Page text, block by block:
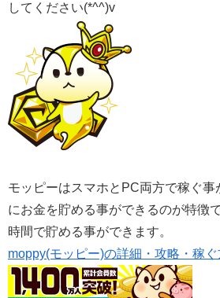
してください(*^^)v
モッピーはスマホとPC両方で稼ぐ事
にお金を貯める事ができるのが特徴
時間で貯める事ができます。
moppy(モッピー)の詳細・攻略・稼